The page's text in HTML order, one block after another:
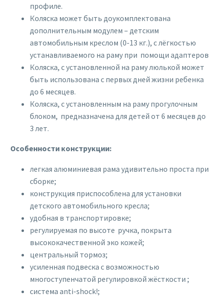
профиле.
Коляска может быть доукомплектована
дополнительным модулем – детским
автомобильным креслом (0-13 кг.), с лёгкостью
устанавливаемого на раму при помощи адаптеров
Коляска, с установленной на раму люлькой может
быть использована с первых дней жизни ребенка
до 6 месяцев.
Коляска, с установленным на раму прогулочным
блоком, предназначена для детей от 6 месяцев до
3 лет.
Особенности конструкции:
легкая алюминиевая рама удивительно проста при
сборке;
конструкция приспособлена для установки
детского автомобильного кресла;
удобная в транспортировке;
регулируемая по высоте ручка, покрыта
высококачественной эко кожей;
центральный тормоз;
усиленная подвеска с возможностью
многоступенчатой регулировкой жёсткости ;
система anti-shock!;